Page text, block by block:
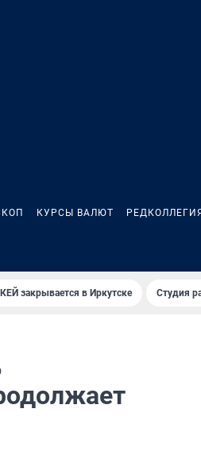
КУРСЫ ВАЛЮТ РЕДКОЛЛЕГИЯ
закрывается в Иркутске Студия